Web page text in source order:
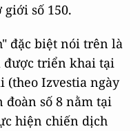
giới số 150.
đặc biệt nói trên là
được triển khai tại
(theo Izvestia ngày
đoàn số 8 nằm tại
hiện chiến dịch